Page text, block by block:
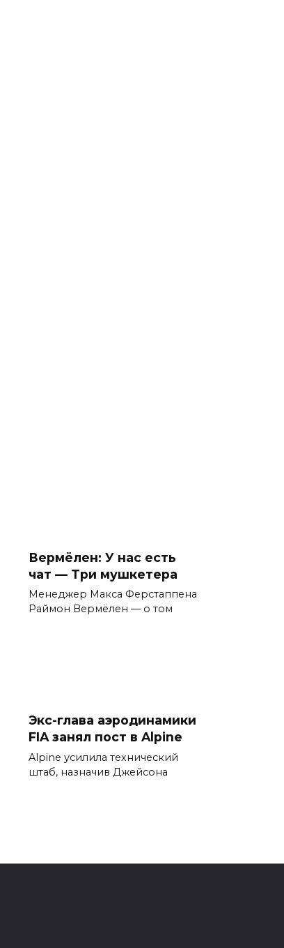
Вермёлен: У нас есть
чат — Три мушкетера
Менеджер Макса Ферстаппена
Раймон Вермёлен — о том
Экс-глава аэродинамики
FIA занял пост в Alpine
Alpine усилила технический
штаб, назначив Джейсона